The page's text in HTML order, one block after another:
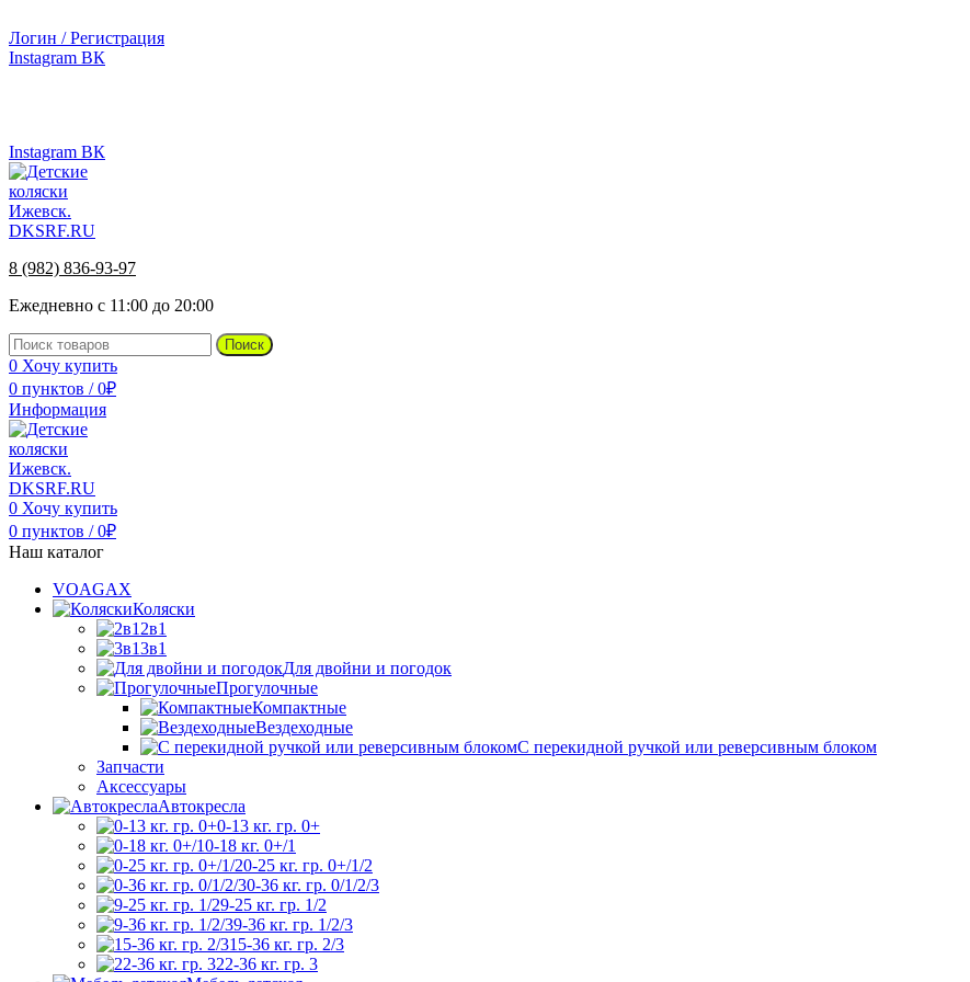
Логин / Регистрация
Instagram ВК
Instagram ВК
8 (982) 836-93-97
Ежедневно с 11:00 до 20:00
Поиск
0 Хочу купить
0 пунктов / 0₽
Информация
0 Хочу купить
0 пунктов / 0₽
Наш каталог
VOAGAX
Коляски
2в1
3в1
Для двойни и погодок
Прогулочные
Компактные
Вездеходные
С перекидной ручкой или реверсивным блоком
Запчасти
Аксессуары
Автокресла
0-13 кг. гр. 0+
0-18 кг. 0+/1
0-25 кг. гр. 0+/1/2
0-36 кг. гр. 0/1/2/3
9-25 кг. гр. 1/2
9-36 кг. гр. 1/2/3
15-36 кг. гр. 2/3
22-36 кг. гр. 3